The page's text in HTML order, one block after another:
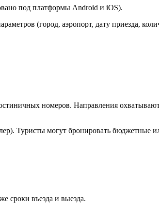
под платформы Android и iOS).
(город, аэропорт, дату приезда,
номеров. Направления
Туристы могут бронировать бюджетные
сроки въезда и выезда.